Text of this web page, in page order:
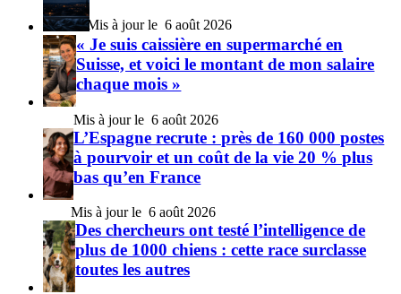
6 août 2026
« Je suis caissière en supermarché en
Suisse, et voici le montant de mon salaire
chaque mois »
6 août 2026
L’Espagne recrute : près de 160 000 postes
à pourvoir et un coût de la vie 20 % plus
bas qu’en France
6 août 2026
Des chercheurs ont testé l’intelligence de
plus de 1000 chiens : cette race surclasse
toutes les autres